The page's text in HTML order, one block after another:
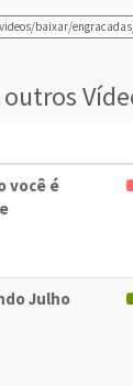
você é
Julho